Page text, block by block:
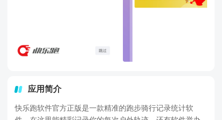
应用简介
快乐跑软件官方正版是一款精准的跑步骑行记录统计软